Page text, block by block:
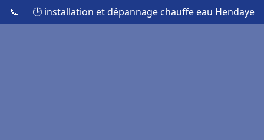
📞 🕒 installation et dépannage chauffe eau Hendaye